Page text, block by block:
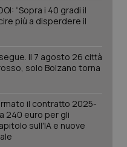
“Sopra i 40 gradi il
più a disperdere il
Il 7 agosto 26 città
solo Bolzano torna
il contratto 2025-
240 euro per gli
sull'IA e nuove